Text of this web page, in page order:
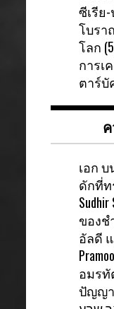
ซีเรีย
โบร
โลก
การเ
ตาร์บั
เอกบ
ดักที่ท
Sudhir
ของช
อัลดี
อมรทั
ปัญญ